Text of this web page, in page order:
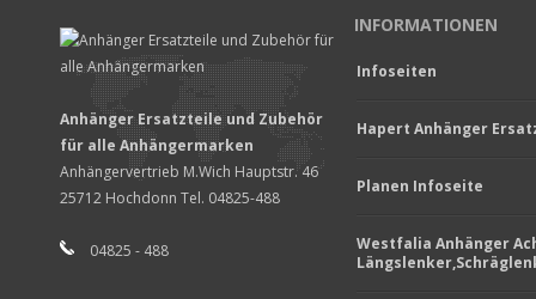
Anhänger Ersatzteile und Zubehör
für alle Anhängermarken
Anhängervertrieb M.Wich Hauptstr. 46
25712 Hochdonn Tel. 04825-488
04825 - 488
INFORMATIONEN
Infoseiten
Hapert Anhänger
Planen Infoseite
Westfalia Anhänger